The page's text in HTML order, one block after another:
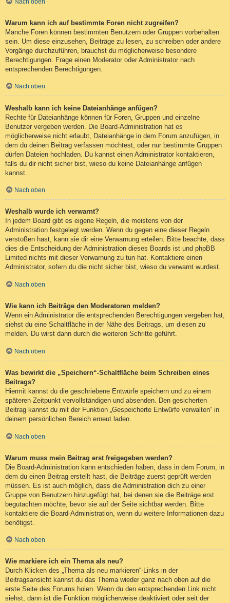
Warum kann ich auf bestimmte Foren nicht zugreifen?
Manche Foren können bestimmten Benutzern oder Gruppen vorbehalten
sein. Um diese einzusehen, Beiträge zu lesen, zu schreiben oder andere
Vorgänge durchzuführen, brauchst du möglicherweise besondere
Berechtigungen. Frage einen Moderator oder Administrator nach
entsprechenden Berechtigungen.
Nach oben
Weshalb kann ich keine Dateianhänge anfügen?
Rechte für Dateianhänge können für Foren, Gruppen und einzelne
Benutzer vergeben werden. Die Board-Administration hat es
möglicherweise nicht erlaubt, Dateianhänge in dem Forum anzufügen, in
dem du deinen Beitrag verfassen möchtest, oder nur bestimmte Gruppen
dürfen Dateien hochladen. Du kannst einen Administrator kontaktieren,
falls du dir nicht sicher bist, wieso du keine Dateianhänge anfügen
kannst.
Nach oben
Weshalb wurde ich verwarnt?
In jedem Board gibt es eigene Regeln, die meistens von der
Administration festgelegt werden. Wenn du gegen eine dieser Regeln
verstoßen hast, kann sie dir eine Verwarnung erteilen. Bitte beachte, dass
dies die Entscheidung der Administration dieses Boards ist und phpBB
Limited nichts mit dieser Verwarnung zu tun hat. Kontaktiere einen
Administrator, sofern du die nicht sicher bist, wieso du verwarnt wurdest.
Nach oben
Wie kann ich Beiträge den Moderatoren melden?
Wenn ein Administrator die entsprechenden Berechtigungen vergeben hat,
siehst du eine Schaltfläche in der Nähe des Beitrags, um diesen zu
melden. Du wirst dann durch die weiteren Schritte geführt.
Nach oben
Was bewirkt die „Speichern“-Schaltfläche beim Schreiben eines
Beitrags?
Hiermit kannst du die geschriebene Entwürfe speichern und zu einem
späteren Zeitpunkt vervollständigen und absenden. Den gesicherten
Beitrag kannst du mit der Funktion „Gespeicherte Entwürfe verwalten“ in
deinem persönlichen Bereich erneut laden.
Nach oben
Warum muss mein Beitrag erst freigegeben werden?
Die Board-Administration kann entschieden haben, dass in dem Forum, in
dem du einen Beitrag erstellt hast, die Beiträge zuerst geprüft werden
müssen. Es ist auch möglich, dass die Administration dich zu einer
Gruppe von Benutzern hinzugefügt hat, bei denen sie die Beiträge erst
begutachten möchte, bevor sie auf der Seite sichtbar werden. Bitte
kontaktiere die Board-Administration, wenn du weitere Informationen dazu
benötigst.
Nach oben
Wie markiere ich ein Thema als neu?
Durch Klicken des „Thema als neu markieren“-Links in der
Beitragsansicht kannst du das Thema wieder ganz nach oben auf die
erste Seite des Forums holen. Wenn du den entsprechenden Link nicht
siehst, dann ist die Funktion möglicherweise deaktiviert oder seit der